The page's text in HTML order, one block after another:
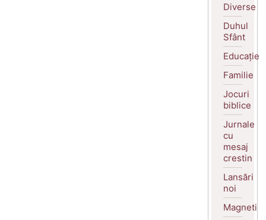
Diverse
Duhul
Sfânt
Educație
Familie
Jocuri
biblice
Jurnale
cu
mesaj
crestin
Lansări
noi
Magneti